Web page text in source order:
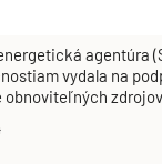
agentúra
vydala na
zdrojov
v celkovej hodnote